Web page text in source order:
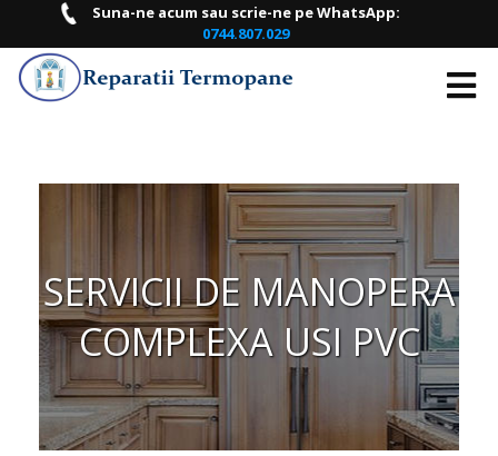
Suna-ne acum sau scrie-ne pe WhatsApp:
0744.807.029
DESPRE
PRETURI
PROGRAMARI
ONLINE
CONTACT
SERVICII DE MANOPERA
COMPLEXA USI PVC